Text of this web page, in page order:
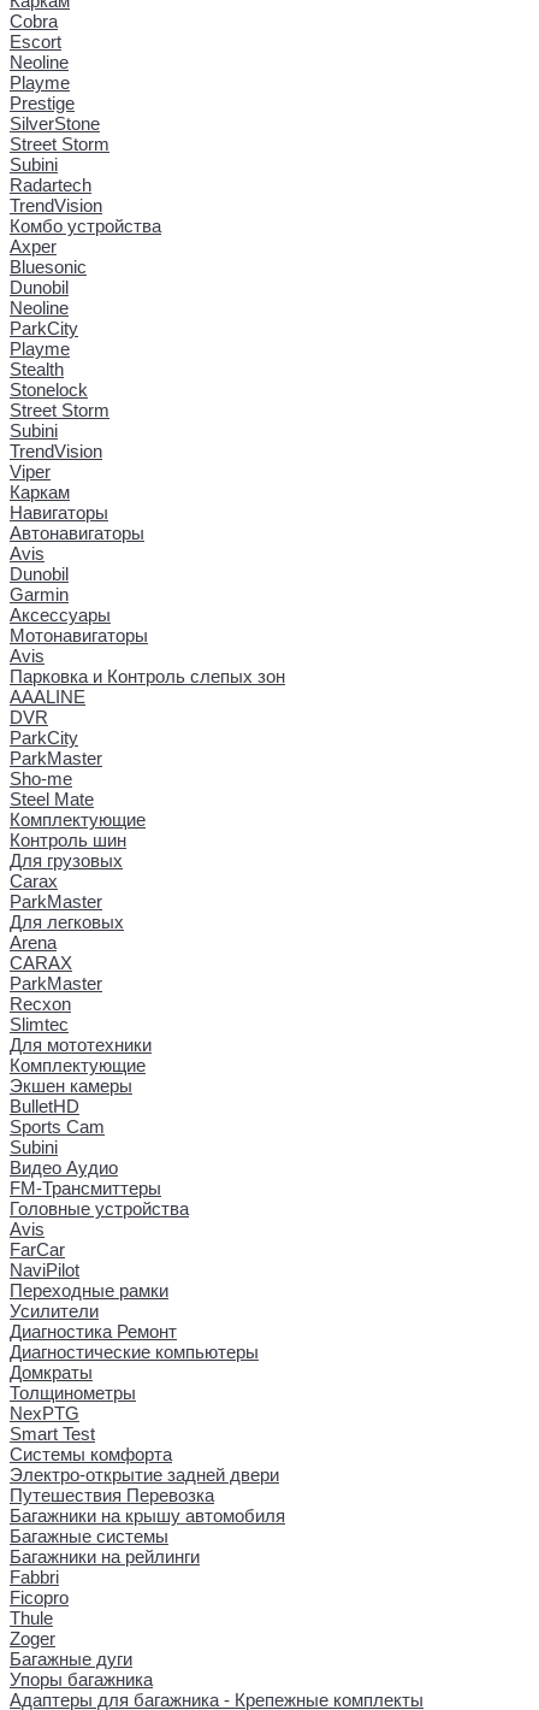
Cobra
Escort
Neoline
Playme
Prestige
SilverStone
Street Storm
Subini
Radartech
TrendVision
Комбо устройства
Axper
Bluesonic
Dunobil
Neoline
ParkCity
Playme
Stealth
Stonelock
Street Storm
Subini
TrendVision
Viper
Каркам
Навигаторы
Автонавигаторы
Avis
Dunobil
Garmin
Аксессуары
Мотонавигаторы
Avis
Парковка и Контроль слепых зон
AAALINE
DVR
ParkCity
ParkMaster
Sho-me
Steel Mate
Комплектующие
Контроль шин
Для грузовых
Carax
ParkMaster
Для легковых
Arena
CARAX
ParkMaster
Recxon
Slimtec
Для мототехники
Комплектующие
Экшен камеры
BulletHD
Sports Cam
Subini
Видео Аудио
FM-Трансмиттеры
Головные устройства
Avis
FarCar
NaviPilot
Переходные рамки
Усилители
Диагностика Ремонт
Диагностические компьютеры
Домкраты
Толщинометры
NexPTG
Smart Test
Системы комфорта
Электро-открытие задней двери
Путешествия Перевозка
Багажники на крышу автомобиля
Багажные системы
Багажники на рейлинги
Fabbri
Ficopro
Thule
Zoger
Багажные дуги
Упоры багажника
Адаптеры для багажника - Крепежные комплекты